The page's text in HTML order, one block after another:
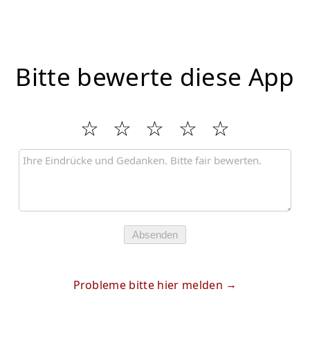
Bitte bewerte diese App
Absenden
Probleme bitte hier melden